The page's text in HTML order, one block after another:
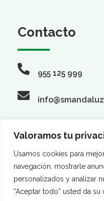
Valoramos tu
Usamos cookies para
navegación, mostrarle
personalizados y analizar
“Aceptar todo” usted da
Contacto
955 125 999
Síguenos